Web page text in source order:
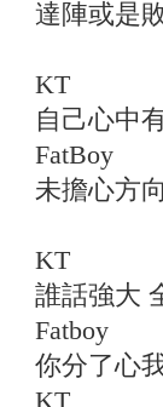
達陣或是
KT
自己心中
FatBoy
未擔心方
KT
誰話強大
Fatboy
你分了心
KT